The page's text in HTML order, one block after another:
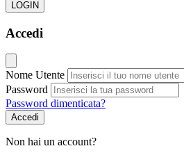
LOGIN
Accedi
Nome Utente
Password
Password dimenticata?
Accedi
Non hai un account?